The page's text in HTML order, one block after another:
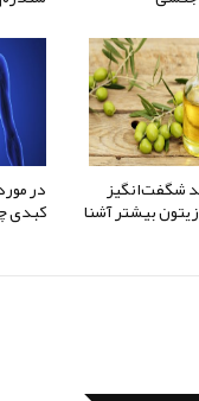
شگفت‌انگیز
بیشتر آشنا
در
کبدی